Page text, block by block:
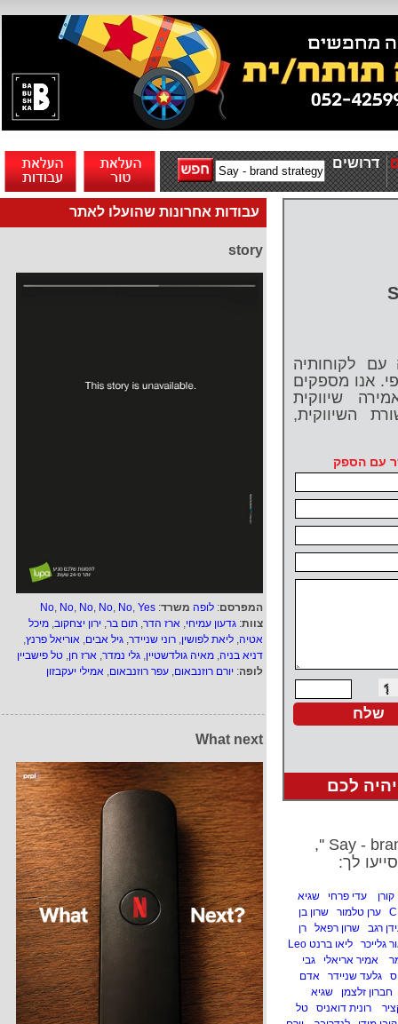
דרושים
עבודות אחרונות שהועלו לאתר
story
המפרסם: לופה משרד:
No, No, No, No, No, Yes
צוות: גדעון עמיחי, ארז הדר, תום בר, ירון יצחקוב, מיכל
אטיה, ליאת לפושין, רוני שניידר, גיל אבים, אוריאל פרנץ,
דניא בניה, מאיה גולדשטיין, גלי נמדר, ארז חן, טל פישביין
לופה: יורם רוזנבאום, עפר רוזנבאום, אמילי יעקבזון
What next
עם לקוחותיה
אנו מספקים
שיווקית
השיווקית,
עם הספק
לכם
לך:
קורן עדי פרחי
שגיא
ערן טלמור
שרון בן
רגב
שרון רפאל
רן
גלייכר
ליאו ברנט Leo
אמיר אריאלי
גבי
גלעד שניידר
אדם
חברון זלצמן
שגיא
רונית דואניס
טל